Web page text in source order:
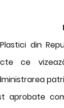
din
ce
aprobate